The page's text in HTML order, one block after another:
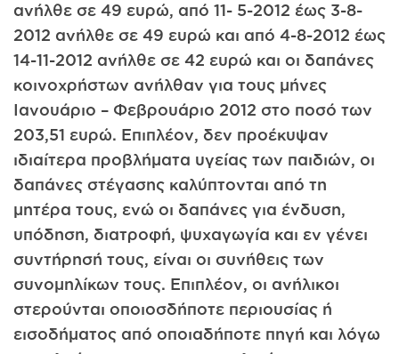
ανήλθε σε 49 ευρώ, από 11- 5-2012 έως 3-8-
2012 ανήλθε σε 49 ευρώ και από 4-8-2012 έως
14-11-2012 ανήλθε σε 42 ευρώ και οι δαπάνες
κοινοχρήστων ανήλθαν για τους μήνες
Ιανουάριο – Φεβρουάριο 2012 στο ποσό των
203,51 ευρώ. Επιπλέον, δεν προέκυψαν
ιδιαίτερα προβλήματα υγείας των παιδιών, οι
δαπάνες στέγασης καλύπτονται από τη
μητέρα τους, ενώ οι δαπάνες για ένδυση,
υπόδηση, διατροφή, ψυχαγωγία και εν γένει
συντήρησή τους, είναι οι συνήθεις των
συνομηλίκων τους. Επιπλέον, οι ανήλικοι
στερούνται οποιοσδήποτε περιουσίας ή
εισοδήματος από οποιαδήποτε πηγή και λόγω